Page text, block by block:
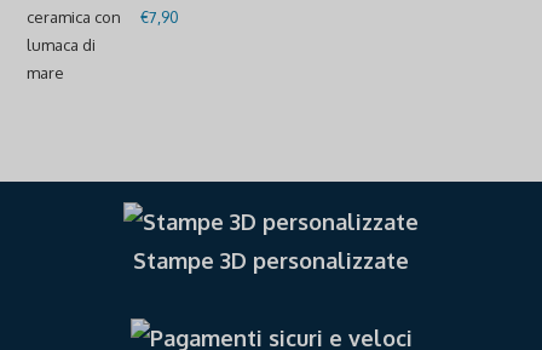
€7,90
Stampe 3D personalizzate